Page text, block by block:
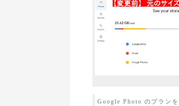
Google Photo のプラン